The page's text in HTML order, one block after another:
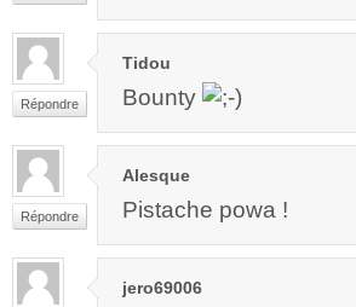
Répondre
Tidou
Bounty
Répondre
Alesque
Pistache powa !
jero69006